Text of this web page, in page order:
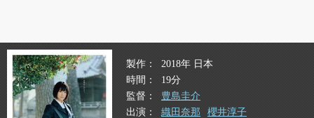
製作
2018年 日本
時間
19分
監督
豊島圭介
出演
織田奈那
櫻井淳子